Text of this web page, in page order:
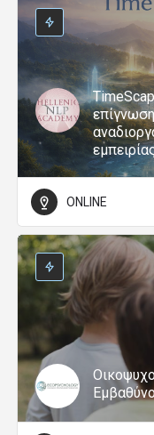
ONLINE